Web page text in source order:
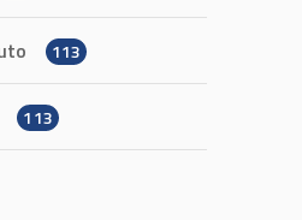
113
113